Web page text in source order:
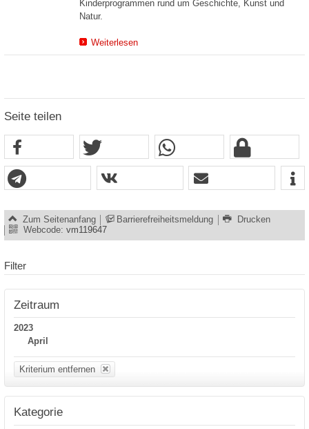
Kinderprogrammen rund um Geschichte, Kunst und
Natur.
Weiterlesen
Seite teilen
Zum Seitenanfang Barrierefreiheitsmeldung
Drucken
Webcode: vm119647
Filter
Zeitraum
2023
April
Kriterium entfernen
Kategorie